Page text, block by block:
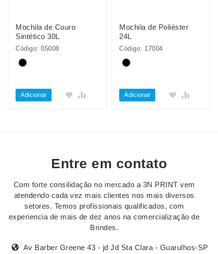
Mochila de Couro
Sintético 30L
Código: 05008
Adicionar
Mochila de Poliéster
24L
Código: 17004
Adicionar
Entre em contato
Com forte consilidação no mercado a 3N PRINT vem
atendendo cada vez mais clientes nos mais diversos
setores. Temos profissionais qualificados, com
experiencia de mais de dez anos na comercialização de
Brindes.
Av Barber Greene 43 - jd Jd Sta Clara - Guarulhos-SP